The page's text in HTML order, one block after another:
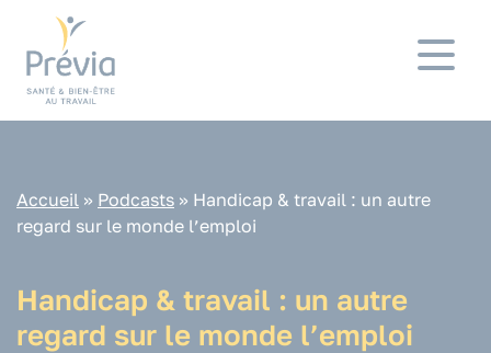
Accueil » Podcasts » Handicap & travail : un autre
regard sur le monde l’emploi
Handicap & travail : un autre
regard sur le monde l’emploi
Panneau de gestion des cookies